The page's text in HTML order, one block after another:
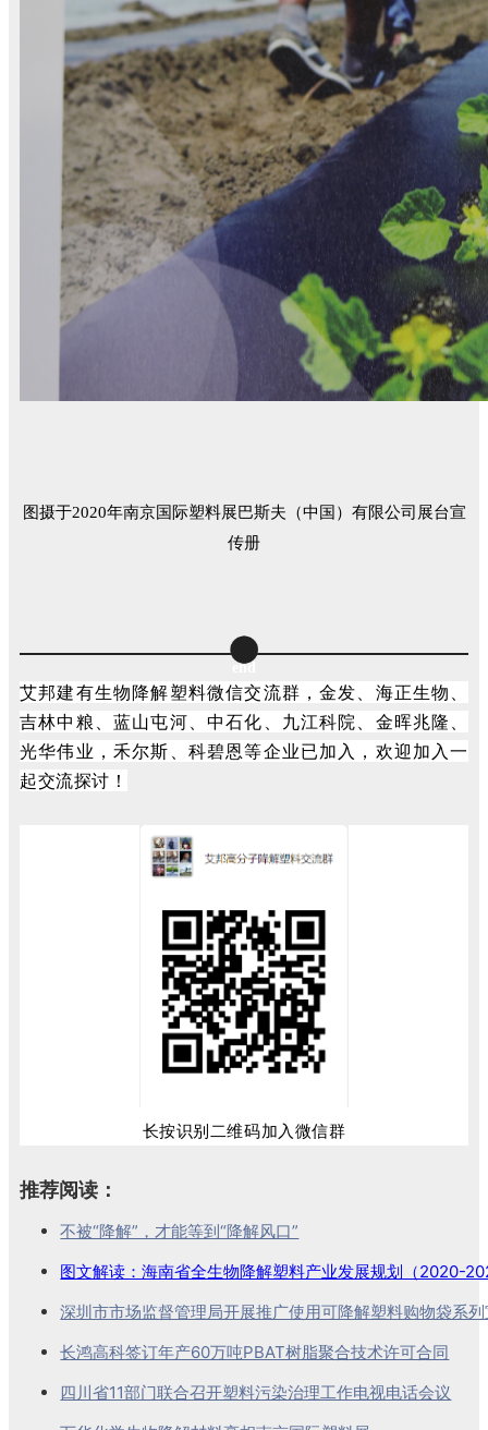
图摄于2020年南京国际塑料展巴斯夫（中国 ）有限公司 展台宣
传册
end
艾邦建有生物降解塑料微信交流群，金发、海正生物、
吉林中粮、蓝山屯河、中石化、九江科院、金晖兆隆、
光华伟业，禾尔斯、科碧恩等企业已加入，欢迎加入一
起交流探讨！
长按识别二维码加入微信群
推荐阅读：
不被“降解”，才能等到“降解风口”
图文解读：海南省全生物降解塑料产业发展规划（2020-
深圳市市场监督管理局开展推广使用可降解塑料购物袋系
长鸿高科签订年产60万吨PBAT树脂聚合技术许可合同
四川省11部门联合召开塑料污染治理工作电视电话会议